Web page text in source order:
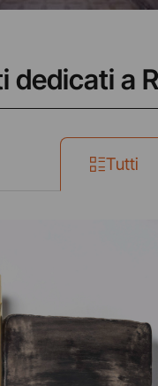
dedicati a
Tutti